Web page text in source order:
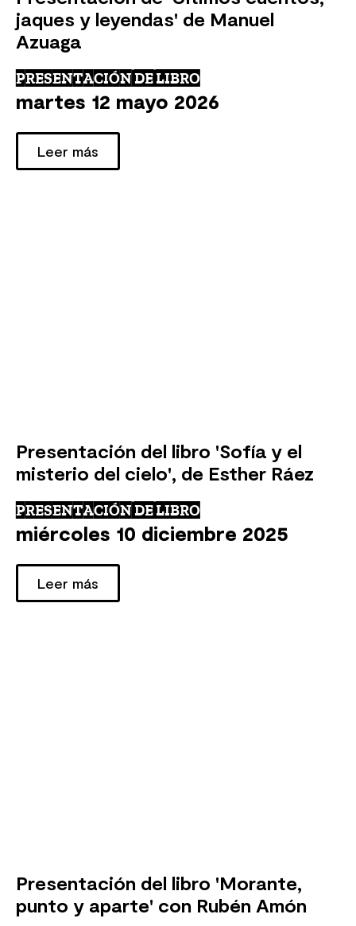
jaques y leyendas' de Manuel
Azuaga
PRESENTACIÓN DE LIBRO
martes 12 mayo 2026
Leer más
Presentación del libro 'Sofía y el
misterio del cielo', de Esther Ráez
PRESENTACIÓN DE LIBRO
miércoles 10 diciembre 2025
Leer más
Presentación del libro 'Morante,
punto y aparte' con Rubén Amón